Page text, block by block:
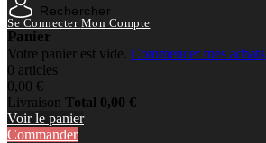
Rechercher
Se Connecter Mon Compte
Panier
Votre panier est vide. Commencer mes achats
0 articles
0,00 €
Livraison Total 0,00 €
Voir le panier
Commander